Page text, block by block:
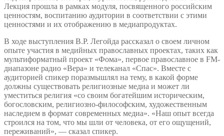
Лекция прошла в рамках модуля, посвященного российским
ценностям, воспитанию аудитории в соответствии с этими
ценностями и их отображению в медиапродуктах.
В ходе выступления В.Р. Легойда рассказал о своем личном
опыте участия в медийных православных проектах, таких как
мультиформатный проект «Фома», первое православное в FM-
диапазоне радио «Вера» и телеканал «Спас». Вместе с
аудиторией спикер поразмышлял на тему, в какой форме
должны существовать религиозные медиа и может ли
уместиться религия «со своим богатейшим историческим,
богословским, религиозно-философским, художественным
наследием в формат современных медиа». «Наш опыт всегда
строился на том, что мы шли от человека, от его ощущений,
переживаний», — сказал спикер.